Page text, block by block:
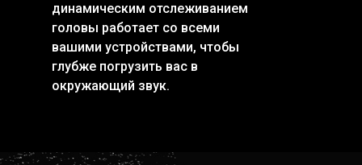
динамическим отслеживанием
головы работает со всеми
вашими устройствами, чтобы
глубже погрузить вас в
окружающий звук.